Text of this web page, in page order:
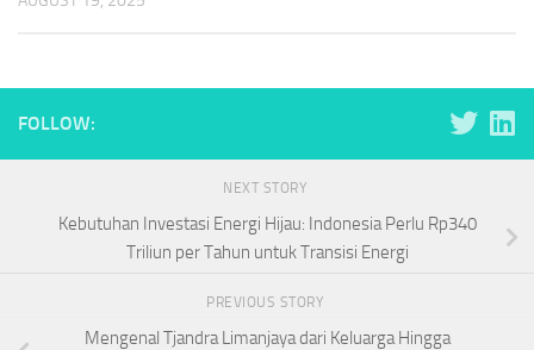
FOLLOW:
NEXT STORY
Kebutuhan Investasi Energi Hijau: Indonesia Perlu Rp340
Triliun per Tahun untuk Transisi Energi
PREVIOUS STORY
Mengenal Tjandra Limanjaya dari Keluarga Hingga